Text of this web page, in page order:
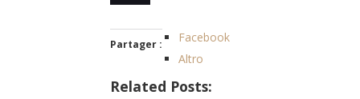
Partager :
Facebook
Altro
Related Posts: